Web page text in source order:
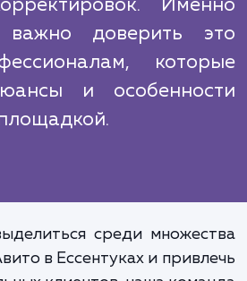
постоянный
Это позволяет
корректировки в
если это
продвижение на
акция, а